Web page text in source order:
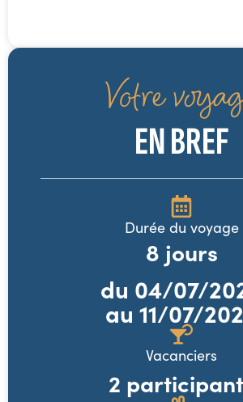
Votre
EN BREF
Durée du voyage
8 jours
du 04/07/
au 11/07/
Vacanciers
2